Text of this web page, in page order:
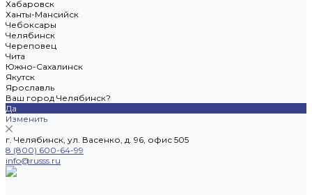
Хабаровск
Ханты-Мансийск
Чебоксары
Челябинск
Череповец
Чита
Южно-Сахалинск
Якутск
Ярославль
Ваш город Челябинск?
Да
Изменить
г. Челябинск, ул. Васенко, д. 96, офис 505
8 (800) 600-64-99
info@russs.ru